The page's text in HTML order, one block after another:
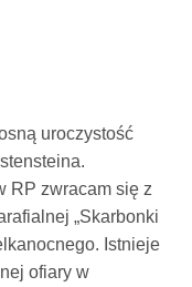
uroczystość
RP zwracam się z
„Skarbonki
Istnieje
ofiary w